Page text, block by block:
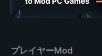
プレイヤーMod